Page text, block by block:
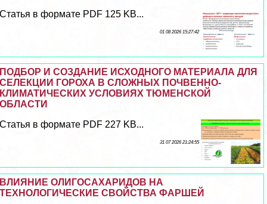
Статья в формате PDF 125 KB...
01 08 2026 15:27:42
ПОДБОР И СОЗДАНИЕ ИСХОДНОГО МАТЕРИАЛА ДЛЯ
СЕЛЕКЦИИ ГОРОХА В СЛОЖНЫХ ПОЧВЕННО-
КЛИМАТИЧЕСКИХ УСЛОВИЯХ ТЮМЕНСКОЙ
ОБЛАСТИ
Статья в формате PDF 227 KB...
31 07 2026 21:24:55
ВЛИЯНИЕ ОЛИГОСАХАРИДОВ НА
ТЕХНОЛОГИЧЕСКИЕ СВОЙСТВА ФАРШЕЙ